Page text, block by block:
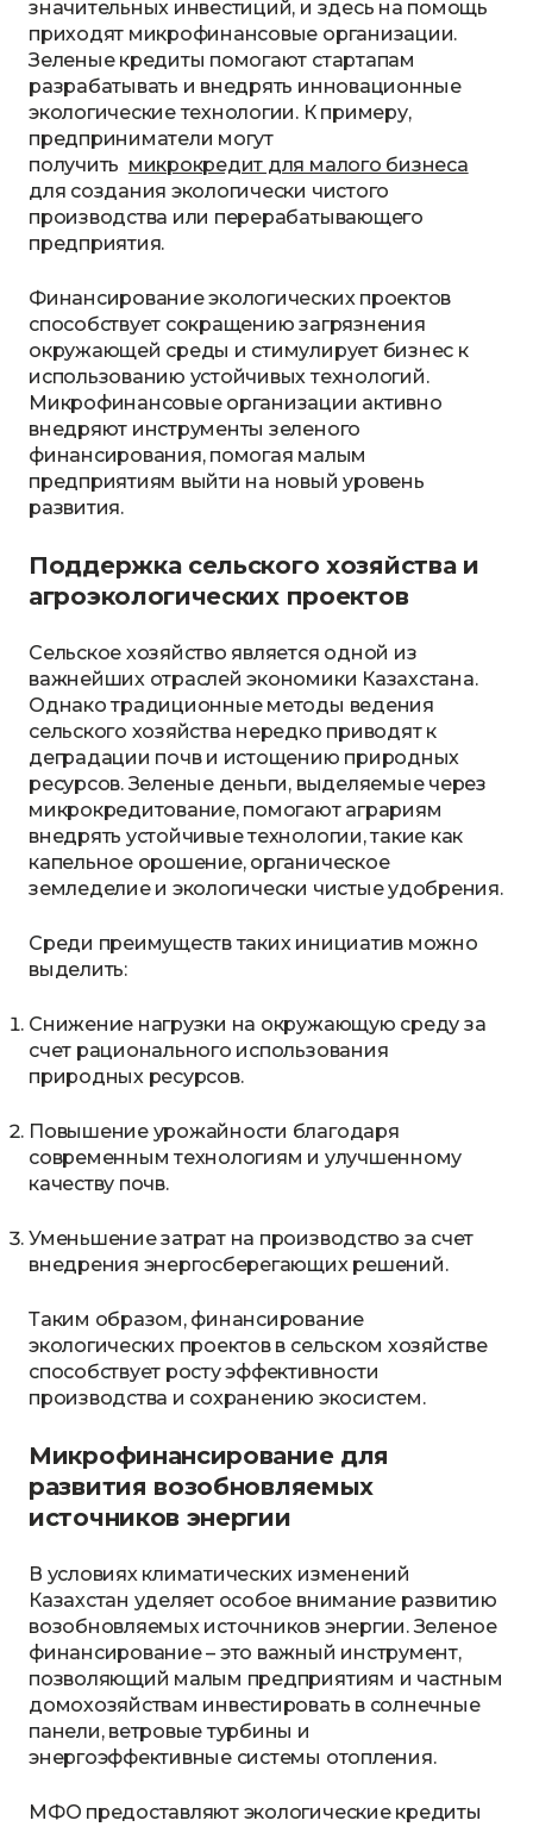
значительных инвестиций, и здесь на помощь
приходят микрофинансовые организации.
Зеленые кредиты помогают стартапам
разрабатывать и внедрять инновационные
экологические технологии. К примеру,
предприниматели могут
получить микрокредит для малого бизнеса
для создания экологически чистого
производства или перерабатывающего
предприятия.
Финансирование экологических проектов
способствует сокращению загрязнения
окружающей среды и стимулирует бизнес к
использованию устойчивых технологий.
Микрофинансовые организации активно
внедряют инструменты зеленого
финансирования, помогая малым
предприятиям выйти на новый уровень
развития.
Поддержка сельского хозяйства и
агроэкологических проектов
Сельское хозяйство является одной из
важнейших отраслей экономики Казахстана.
Однако традиционные методы ведения
сельского хозяйства нередко приводят к
деградации почв и истощению природных
ресурсов. Зеленые деньги, выделяемые через
микрокредитование, помогают аграриям
внедрять устойчивые технологии, такие как
капельное орошение, органическое
земледелие и экологически чистые удобрения.
Среди преимуществ таких инициатив можно
выделить:
Снижение нагрузки на окружающую среду за
счет рационального использования
природных ресурсов.
Повышение урожайности благодаря
современным технологиям и улучшенному
качеству почв.
Уменьшение затрат на производство за счет
внедрения энергосберегающих решений.
Таким образом, финансирование
экологических проектов в сельском хозяйстве
способствует росту эффективности
производства и сохранению экосистем.
Микрофинансирование для
развития возобновляемых
источников энергии
В условиях климатических изменений
Казахстан уделяет особое внимание развитию
возобновляемых источников энергии. Зеленое
финансирование – это важный инструмент,
позволяющий малым предприятиям и частным
домохозяйствам инвестировать в солнечные
панели, ветровые турбины и
энергоэффективные системы отопления.
МФО предоставляют экологические кредиты